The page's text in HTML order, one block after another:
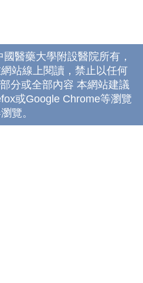
醫藥大學附設醫院所有，
站線上閱讀，禁止以任何
分或全部內容 本網站建議
或Google Chrome等瀏覽
覽。